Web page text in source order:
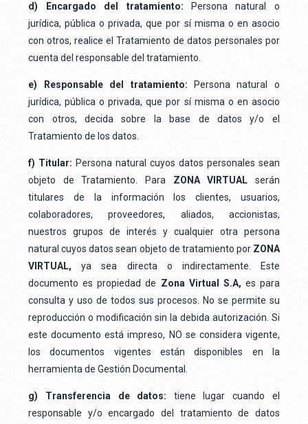
d) Encargado del tratamiento: Persona natural o
jurídica, pública o privada, que por sí misma o en asocio
con otros, realice el Tratamiento de datos personales por
cuenta del responsable del tratamiento.
e) Responsable del tratamiento: Persona natural o
jurídica, pública o privada, que por sí misma o en asocio
con otros, decida sobre la base de datos y/o el
Tratamiento de los datos.
f) Titular: Persona natural cuyos datos personales sean
objeto de Tratamiento. Para ZONA VIRTUAL serán
titulares de la información los clientes, usuarios,
colaboradores, proveedores, aliados, accionistas,
nuestros grupos de interés y cualquier otra persona
natural cuyos datos sean objeto de tratamiento por ZONA
VIRTUAL, ya sea directa o indirectamente. Este
documento es propiedad de Zona Virtual S.A, es para
consulta y uso de todos sus procesos. No se permite su
reproducción o modificación sin la debida autorización. Si
este documento está impreso, NO se considera vigente,
los documentos vigentes están disponibles en la
herramienta de Gestión Documental.
g) Transferencia de datos: tiene lugar cuando el
responsable y/o encargado del tratamiento de datos